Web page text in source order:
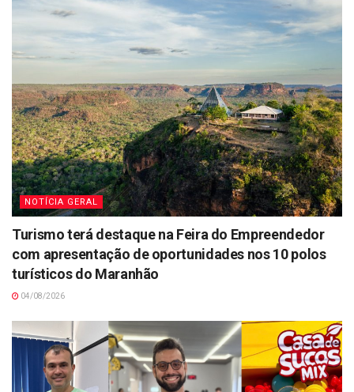
NOTÍCIA GERAL
Turismo terá destaque na Feira do Empreendedor
com apresentação de oportunidades nos 10 polos
turísticos do Maranhão
04/08/2026